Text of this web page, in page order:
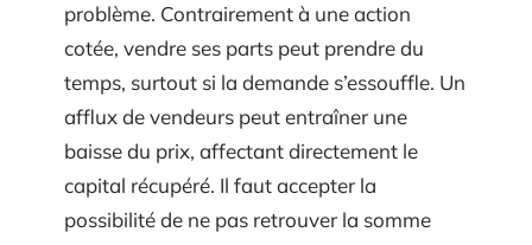
problème. Contrairement à une action
cotée, vendre ses parts peut prendre du
temps, surtout si la demande s’essouffle. Un
afflux de vendeurs peut entraîner une
baisse du prix, affectant directement le
capital récupéré. Il faut accepter la
possibilité de ne pas retrouver la somme